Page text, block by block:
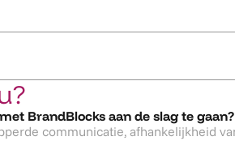
BrandBlocks aan de slag te gaan?